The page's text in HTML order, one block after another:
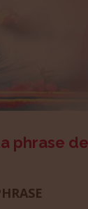
phrase